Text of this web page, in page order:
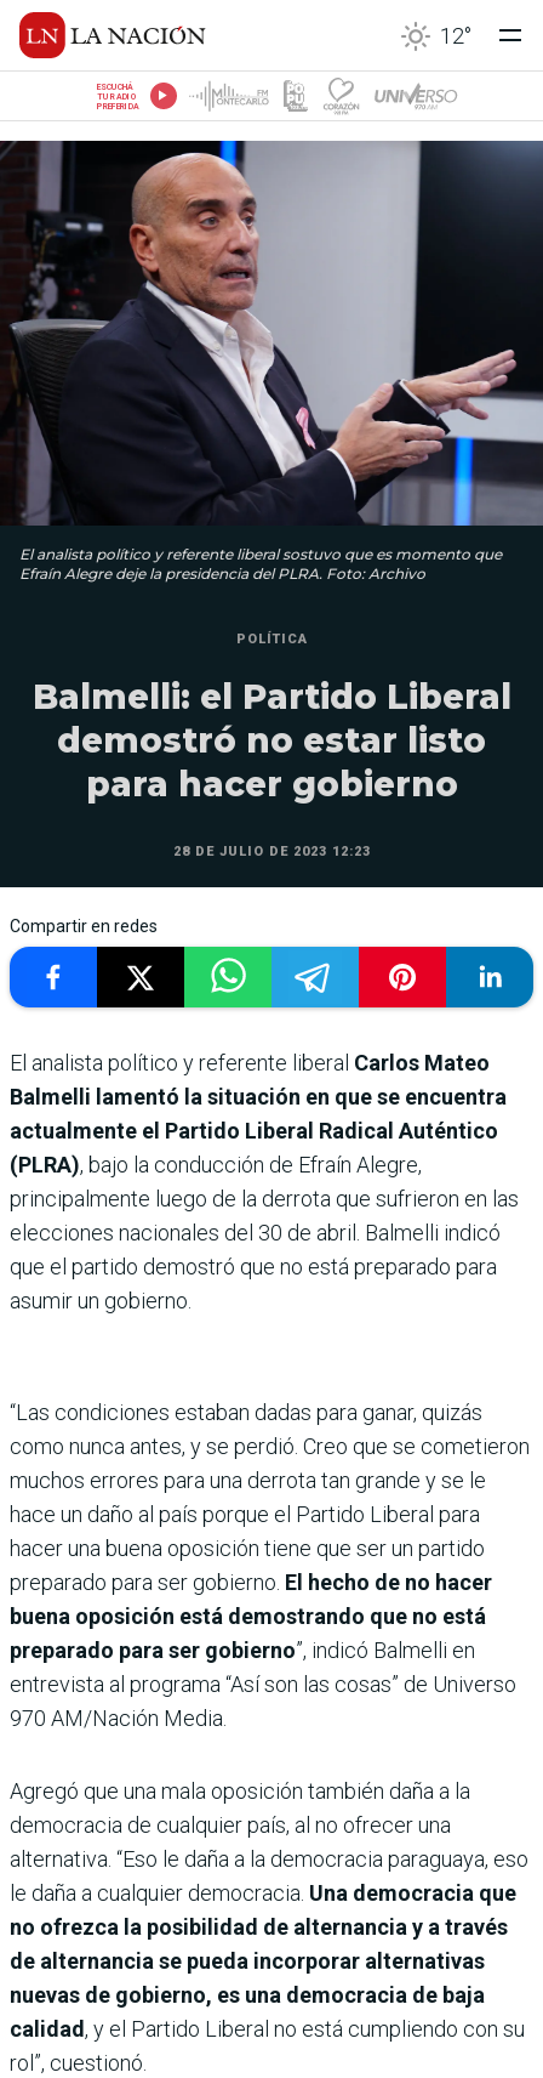
12°
ESCUCHÁ
TU RADIO
PREFERIDA
El analista político y referente liberal sostuvo que es momento que
Efraín Alegre deje la presidencia del PLRA. Foto: Archivo
POLÍTICA
Balmelli: el Partido Liberal
demostró no estar listo
para hacer gobierno
28 DE JULIO DE 2023 12:23
Compartir en redes
El analista político y referente liberal Carlos Mateo
Balmelli lamentó la situación en que se encuentra
actualmente el Partido Liberal Radical Auténtico
(PLRA), bajo la conducción de Efraín Alegre,
principalmente luego de la derrota que sufrieron en las
elecciones nacionales del 30 de abril. Balmelli indicó
que el partido demostró que no está preparado para
asumir un gobierno.
“Las condiciones estaban dadas para ganar, quizás
como nunca antes, y se perdió. Creo que se cometieron
muchos errores para una derrota tan grande y se le
hace un daño al país porque el Partido Liberal para
hacer una buena oposición tiene que ser un partido
preparado para ser gobierno. El hecho de no hacer
buena oposición está demostrando que no está
preparado para ser gobierno”, indicó Balmelli en
entrevista al programa “Así son las cosas” de Universo
970 AM/Nación Media.
Agregó que una mala oposición también daña a la
democracia de cualquier país, al no ofrecer una
alternativa. “Eso le daña a la democracia paraguaya, eso
le daña a cualquier democracia. Una democracia que
no ofrezca la posibilidad de alternancia y a través
de alternancia se pueda incorporar alternativas
nuevas de gobierno, es una democracia de baja
calidad, y el Partido Liberal no está cumpliendo con su
rol”, cuestionó.